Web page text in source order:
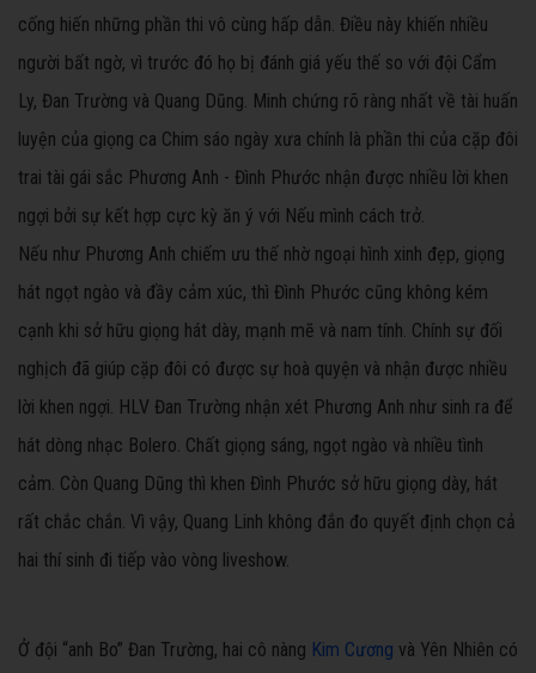
cống hiến những phần thi vô cùng hấp dẫn. Điều này khiến nhiều
người bất ngờ, vì trước đó họ bị đánh giá yếu thế so với đội Cẩm
Ly, Đan Trường và Quang Dũng. Minh chứng rõ ràng nhất về tài huấn
luyện của giọng ca Chim sáo ngày xưa chính là phần thi của cặp đôi
trai tài gái sắc Phương Anh - Đình Phước nhận được nhiều lời khen
ngợi bởi sự kết hợp cực kỳ ăn ý với Nếu mình cách trở.
Nếu như Phương Anh chiếm ưu thế nhờ ngoại hình xinh đẹp, giọng
hát ngọt ngào và đầy cảm xúc, thì Đình Phước cũng không kém
cạnh khi sở hữu giọng hát dày, mạnh mẽ và nam tính. Chính sự đối
nghịch đã giúp cặp đôi có được sự hoà quyện và nhận được nhiều
lời khen ngợi. HLV Đan Trường nhận xét Phương Anh như sinh ra để
hát dòng nhạc Bolero. Chất giọng sáng, ngọt ngào và nhiều tình
cảm. Còn Quang Dũng thì khen Đình Phước sở hữu giọng dày, hát
rất chắc chắn. Vì vậy, Quang Linh không đắn đo quyết định chọn cả
hai thí sinh đi tiếp vào vòng liveshow.
Ở đội “anh Bo” Đan Trường, hai cô nàng Kim Cương và Yên Nhiên có